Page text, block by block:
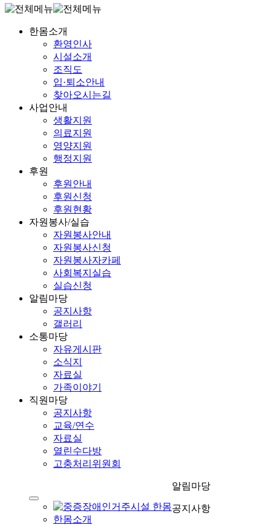
한몸소개
환영인사
시설소개
조직도
입·퇴소안내
찾아오시는길
사업안내
생활지원
의료지원
영양지원
행정지원
후원
후원안내
후원신청
후원현황
자원봉사/실습
자원봉사안내
자원봉사신청
자원봉사자카페
사회복지실습
실습신청
알림마당
공지사항
갤러리
소통마당
자유게시판
소식지
자료실
가족이야기
직원마당
공지사항
교육/연수
자료실
열린수다방
고충처리위원회
한몸소개
알림마당
공지사항